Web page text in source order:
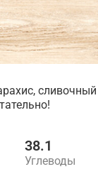
сливочный
38.1
Углеводы